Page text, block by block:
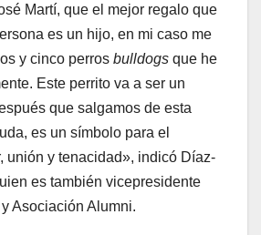
Martí, que el mejor regalo que
es un hijo, en mi caso me
y cinco perros bulldogs que he
Este perrito va a ser un
que salgamos de esta
es un símbolo para el
unión y tenacidad», indicó Díaz-
es también vicepresidente
Asociación Alumni.